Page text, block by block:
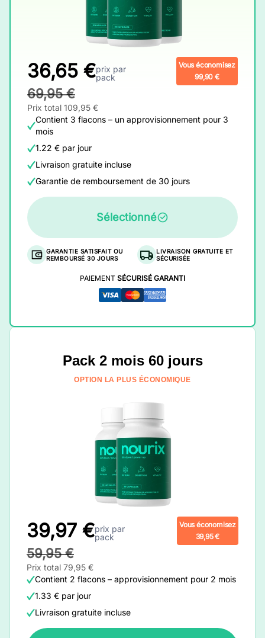
36,65 €prix par
pack
Vous économisez
99,90 €
69,95 €
Prix total 109,95 €
Contient 3 flacons – un approvisionnement pour 3
mois
1.22 € par jour
Livraison gratuite incluse
Garantie de remboursement de 30 jours
Sélectionné
GARANTIE SATISFAIT OU
REMBOURSÉ 30 JOURS
LIVRAISON GRATUITE ET
SÉCURISÉE
PAIEMENT SÉCURISÉ GARANTI
Pack 2 mois 60 jours
OPTION LA PLUS ÉCONOMIQUE
39,97 €prix par
pack
Vous économisez
39,95 €
59,95 €
Prix total 79,95 €
Contient 2 flacons – approvisionnement pour 2 mois
1.33 € par jour
Livraison gratuite incluse